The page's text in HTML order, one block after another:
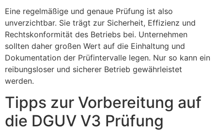
Eine regelmäßige und genaue Prüfung ist also
unverzichtbar. Sie trägt zur Sicherheit, Effizienz und
Rechtskonformität des Betriebs bei. Unternehmen
sollten daher großen Wert auf die Einhaltung und
Dokumentation der Prüfintervalle legen. Nur so kann ein
reibungsloser und sicherer Betrieb gewährleistet
werden.
Tipps zur Vorbereitung auf
die DGUV V3 Prüfung